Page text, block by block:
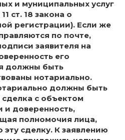
и муниципальных услуг
ст. 18 закона о
регистрации). Если же
по почте,
заявителя на
его
должны быть
нотариально.
должны быть
с объектом
и доверенность,
полномочия лица,
сделку. К заявлению